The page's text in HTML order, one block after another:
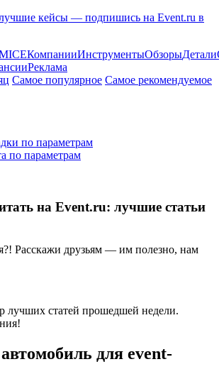
кейсы — подпишись на Event.ru в
КомпанииИнструментыОбзорыДетали
Реклама
Самое популярное Самое рекомендуемое
по параметрам
по параметрам
на Event.ru: лучшие статьи
Расскажи друзьям — им полезно, нам
лучших статей прошедшей недели.
для event-